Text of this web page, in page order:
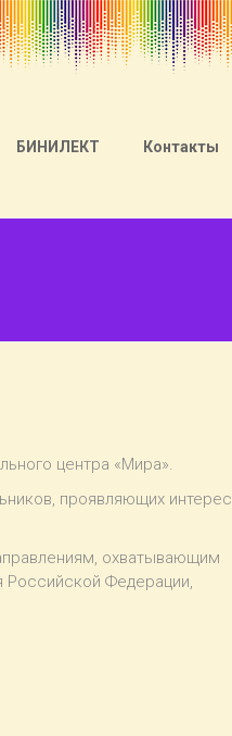
БИНИЛЕКТ Контакты
центра «Мира».
проявляющих интерес
охватывающим
Российской Федерации,